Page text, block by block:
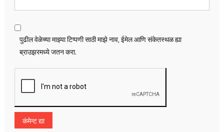
पुढील वेळेच्या माझ्या टिप्पणी साठी माझे नाव, ईमेल आणि संकेतस्थळ ह्या
ब्राउझरमध्ये जतन करा.